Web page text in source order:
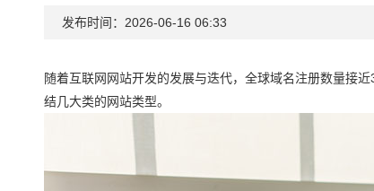
发布时间：2026-06-16 06:33
随着互联网网站开发的发展与迭代，全球域名注册数量接
结几大类的网站类型。